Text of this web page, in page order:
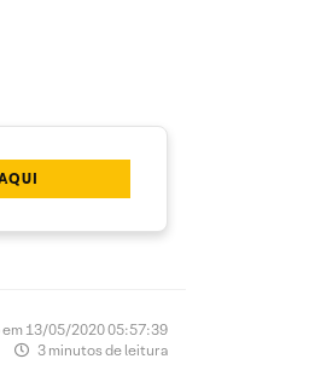
13/05/2020 05:57:39
3 minutos de leitura